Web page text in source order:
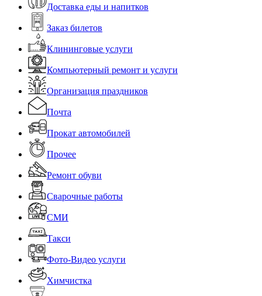
Доставка еды и напитков
Заказ билетов
Клининговые услуги
Компьютерный ремонт и услуги
Организация праздников
Почта
Прокат автомобилей
Прочее
Ремонт обуви
Сварочные работы
СМИ
Такси
Фото-Видео услуги
Химчистка